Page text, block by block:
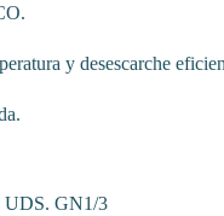
y desescarche
UDS. GN1/3